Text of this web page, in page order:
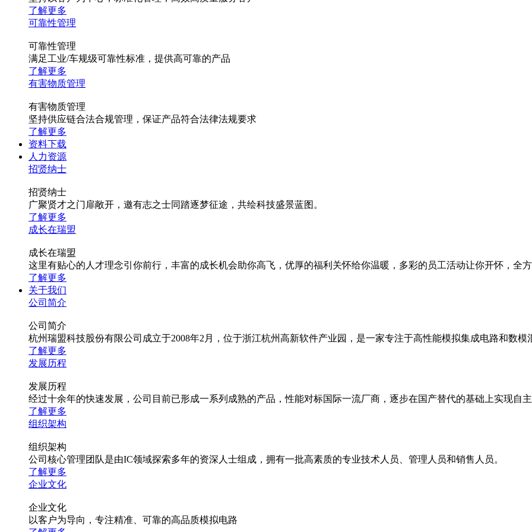
了解更多
可靠性管理
可靠性管理
满足工业/车规级可靠性标准，提供高可靠的产品
了解更多
有害物质管理
有害物质管理
坚持供应链合法合规管理，保证产品符合法律法规要求
了解更多
资料下载
人力资源
招贤纳士
招贤纳士
广聚贤才之门扉敞开，邀有志之士同踏逐梦征途，共绘科技盛景蓝图。
了解更多
成长在瑞盟
成长在瑞盟
这里有贴心的人才理念引你前行，丰富的成长机会助你高飞，优厚的福利关怀给你温暖，多彩的员工活动让你开怀，全
了解更多
关于我们
公司简介
公司简介
杭州瑞盟科技股份有限公司成立于2008年2月，位于浙江杭州高新软件产业园，是一家专注于高性能模拟集成电路和数模
了解更多
发展历程
发展历程
经过十余年的快速发展，公司目前已形成一系列成熟的产品，性能对标国际一流厂商，逐步在国产替代的基础上实现自
了解更多
组织架构
组织架构
公司核心管理团队是由IC领域探索多年的资深人士组成，拥有一批高素质的专业技术人员、管理人员和销售人员。
了解更多
企业文化
企业文化
以客户为导向，专注精准、可靠的高品质模拟电路